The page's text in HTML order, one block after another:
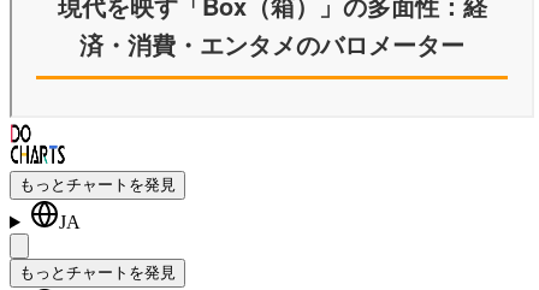
もっとチャートを発見
JA
もっとチャートを発見